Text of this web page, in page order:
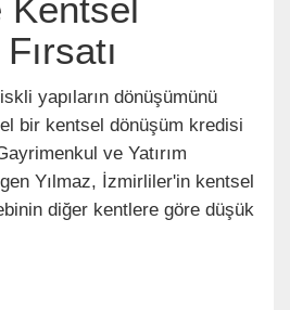
Kentsel
yapıların dönüşümünü
bir kentsel dönüşüm kredisi
ve Yatırım
Yılmaz, İzmirliler'in kentsel
diğer kentlere göre düşük